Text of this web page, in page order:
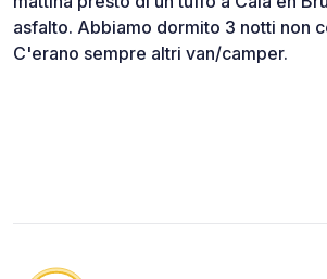
asfalto. Abbiamo dormito 3 notti non
C'erano sempre altri van/camper.